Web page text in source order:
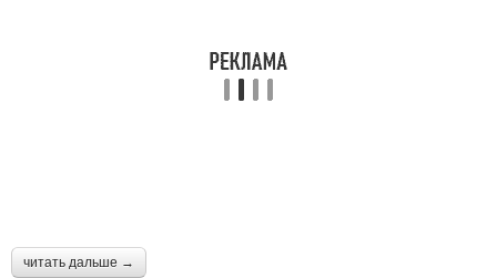
читать дальше →